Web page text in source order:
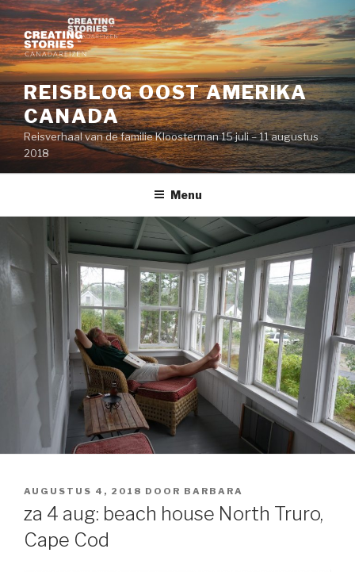
Naar
de
inhoud
springen
REISBLOG OOST AMERIKA
CANADA
Reisverhaal van de familie Kloosterman 15 juli – 11 augustus
2018
Menu
GEPLAATST
AUGUSTUS 4, 2018 DOOR BARBARA
za 4 aug: beach house North Truro,
Cape Cod